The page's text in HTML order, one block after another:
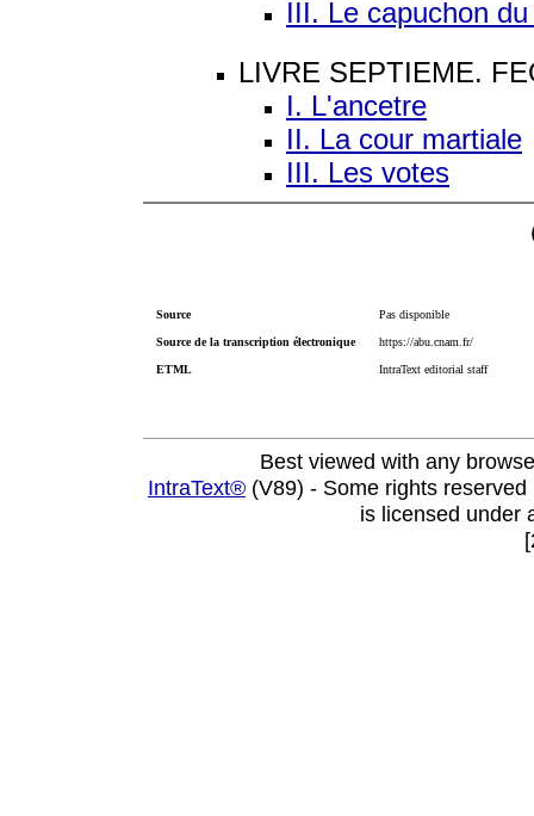
III. Le capuchon
LIVRE SEPTIEME.
I. L'ancetre
II. La cour martiale
III. Les votes
Source Pas disponible
Source de la transcription électronique https://abu.cnam.fr/
ETML IntraText editorial staff
Best viewed with any
IntraText® (V89) - Some rights
is licensed under